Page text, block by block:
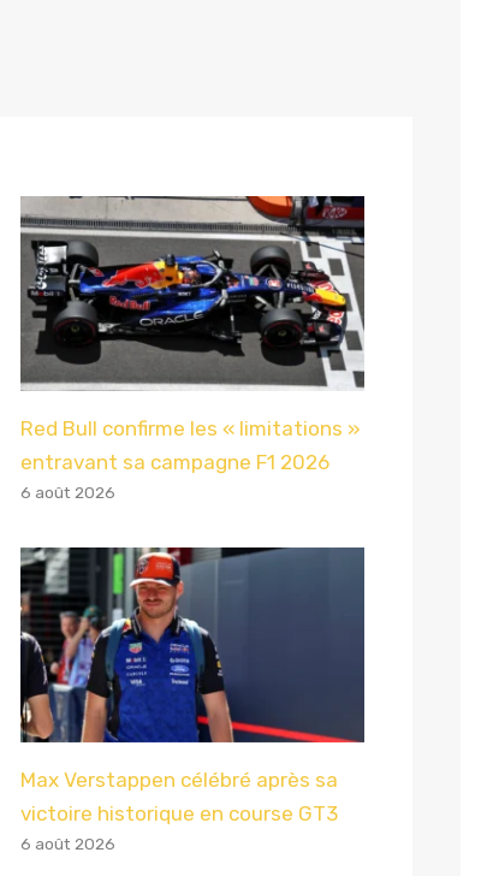
Red Bull confirme les « limitations »
entravant sa campagne F1 2026
6 août 2026
Max Verstappen célébré après sa
victoire historique en course GT3
6 août 2026